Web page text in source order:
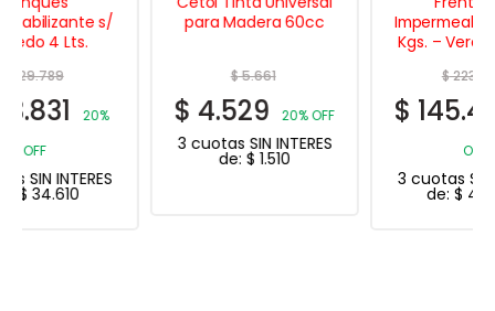
para Madera 60cc
$ 4.529 20% OFF
3 cuotas SIN INTERES
Impermeabilizante 25
Kgs. – Verde Foresta
$145.497
35%
3 cuotas SIN INTERES